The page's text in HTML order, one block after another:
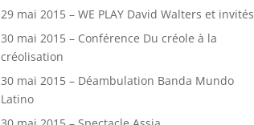
29 mai 2015 – WE PLAY David Walters et invités
30 mai 2015 – Conférence Du créole à la
créolisation
30 mai 2015 – Déambulation Banda Mundo
Latino